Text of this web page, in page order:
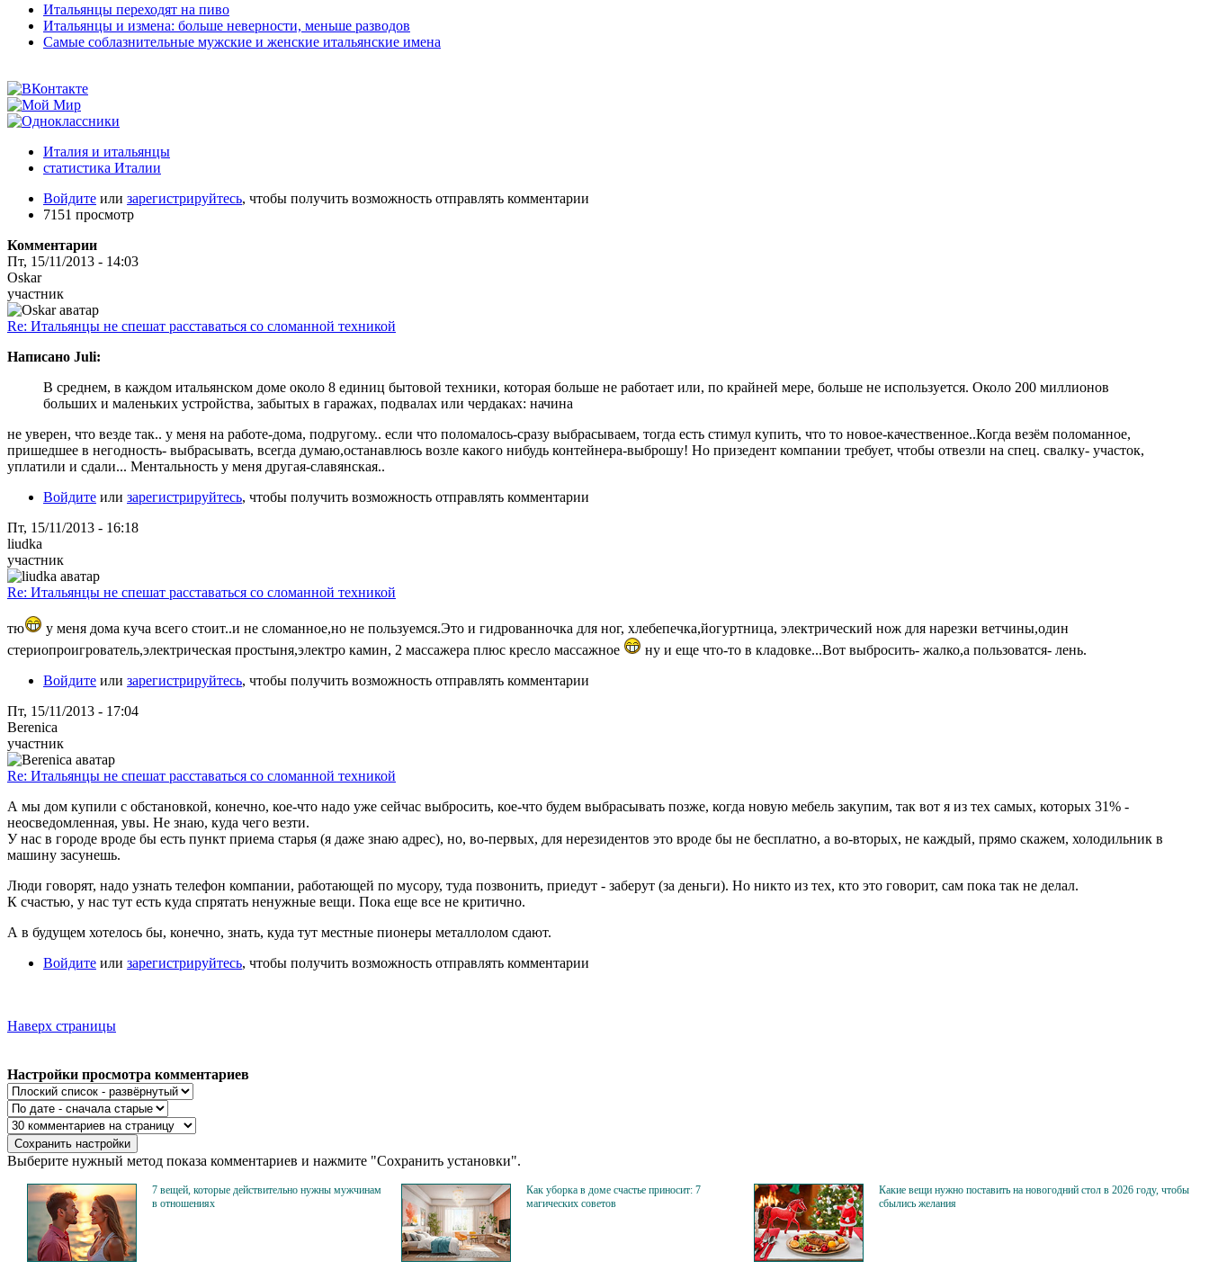
Итальянцы переходят на пиво
Итальянцы и измена: больше неверности, меньше разводов
Самые соблазнительные мужские и женские итальянские имена
Италия и итальянцы
статистика Италии
Войдите или зарегистрируйтесь, чтобы получить возможность отправлять комментарии
7151 просмотр
Комментарии
Пт, 15/11/2013 - 14:03
Oskar
участник
Re: Итальянцы не спешат расставаться со сломанной техникой
Написано Juli:
В среднем, в каждом итальянском доме около 8 единиц бытовой техники, которая больше не работает или, по крайней мере, больше не используется. Около 200 миллионов
больших и маленьких устройства, забытых в гаражах, подвалах или чердаках: начина
не уверен, что везде так.. у меня на работе-дома, подругому.. если что поломалось-сразу выбрасываем, тогда есть стимул купить, что то новое-качественное..Когда везём поломанное,
пришедшее в негодность- выбрасывать, всегда думаю,останавлюсь возле кaкого нибудь контейнера-выброшу! Но призедент компании требует, чтобы отвезли на спец. свалку- участок,
уплатили и сдали... Ментальность у меня другая-славянская..
Войдите или зарегистрируйтесь, чтобы получить возможность отправлять комментарии
Пт, 15/11/2013 - 16:18
liudka
участник
Re: Итальянцы не спешат расставаться со сломанной техникой
тю
у меня дома куча всего стоит..и не сломанное,но не пользуемся.Это и гидрованночка для ног, хлебепечка,йогуртница, электрический нож для нарезки ветчины,один
стериопроигрователь,электрическая простыня,электро камин, 2 массажера плюс кресло массажное
ну и еще что-то в кладовке...Вот выбросить- жалко,а пользоватся- лень.
Войдите или зарегистрируйтесь, чтобы получить возможность отправлять комментарии
Пт, 15/11/2013 - 17:04
Berenica
участник
Re: Итальянцы не спешат расставаться со сломанной техникой
А мы дом купили с обстановкой, конечно, кое-что надо уже сейчас выбросить, кое-что будем выбрасывать позже, когда новую мебель закупим, так вот я из тех самых, которых 31% -
неосведомленная, увы. Не знаю, куда чего везти.
У нас в городе вроде бы есть пункт приема старья (я даже знаю адрес), но, во-первых, для нерезидентов это вроде бы не бесплатно, а во-вторых, не каждый, прямо скажем, холодильник в
машину засунешь.
Люди говорят, надо узнать телефон компании, работающей по мусору, туда позвонить, приедут - заберут (за деньги). Но никто из тех, кто это говорит, сам пока так не делал.
К счастью, у нас тут есть куда спрятать ненужные вещи. Пока еще все не критично.
А в будущем хотелось бы, конечно, знать, куда тут местные пионеры металлолом сдают.
Войдите или зарегистрируйтесь, чтобы получить возможность отправлять комментарии
Наверх страницы
Настройки просмотра комментариев
Выберите нужный метод показа комментариев и нажмите "Сохранить установки".
7 вещей, которые действительно нужны мужчинам
в отношениях
Как уборка в доме счастье приносит: 7
магических советов
Какие вещи нужно поставить на новогодний стол в 2026 году, чтобы
сбылись желания